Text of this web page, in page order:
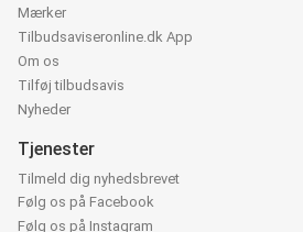
Mærker
Tilbudsaviseronline.dk App
Om os
Tilføj tilbudsavis
Nyheder
Tjenester
Tilmeld dig nyhedsbrevet
Følg os på Facebook
Følg os på Instagram